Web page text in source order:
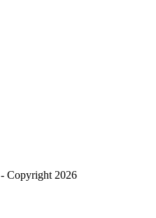
- Copyright 2026